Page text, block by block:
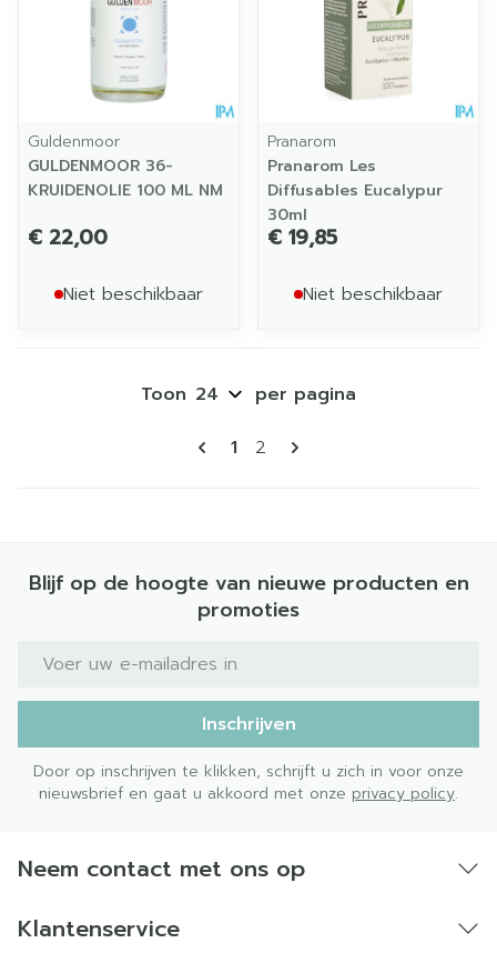
Guldenmoor
GULDENMOOR 36-
KRUIDENOLIE 100 ML NM
€ 22,00
Niet beschikbaar
Pranarom
Pranarom Les
Diffusables Eucalypur
30ml
€ 19,85
Niet beschikbaar
Pagina's
U lees momenteel pagina
1 Pagina
2
Toon per pagina
Blijf op de hoogte van nieuwe producten en
promoties
E-mail adres
Inschrijven
Door op inschrijven te klikken, schrijft u zich in voor onze
nieuwsbrief en gaat u akkoord met onze privacy policy.
Neem contact met ons op
Klantenservice